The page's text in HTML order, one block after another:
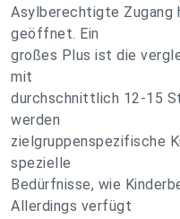
Asylberechtigte Zugang
geöffnet. Ein
großes Plus ist die
mit
durchschnittlich 12-15
werden
zielgruppenspezifische
spezielle
Bedürfnisse, wie
Allerdings verfügt